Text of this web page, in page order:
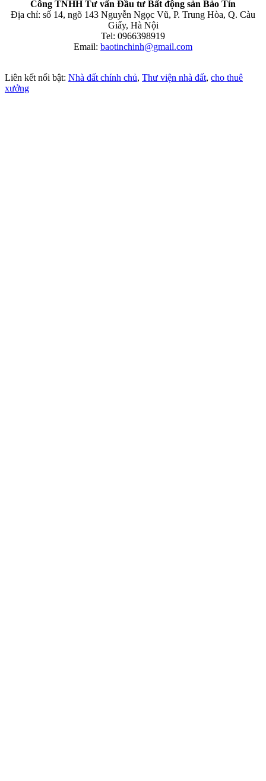
Công TNHH Tư vấn Đầu tư Bất động sản Bảo Tín
Địa chỉ: số 14, ngõ 143 Nguyễn Ngọc Vũ, P. Trung Hòa, Q. Càu
Giấy, Hà Nội
Tel: 0966398919
Email: baotinchinh@gmail.com
Liên kết nổi bật: Nhà đất chính chủ, Thư viện nhà đất, cho thuê
xưởng